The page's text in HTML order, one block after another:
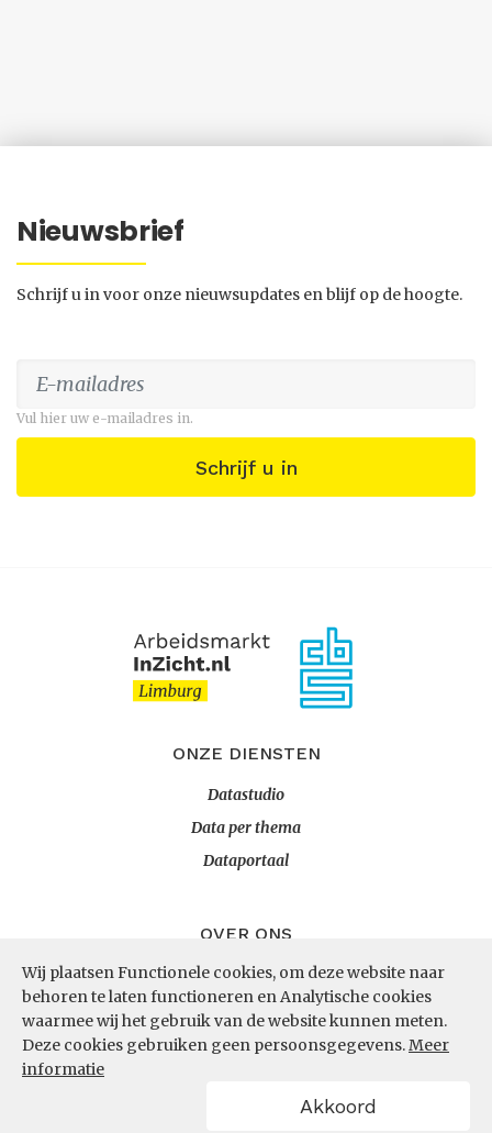
Wij plaatsen Functionele cookies, om deze website naar
behoren te laten functioneren en Analytische cookies
waarmee wij het gebruik van de website kunnen meten.
Deze cookies gebruiken geen persoonsgegevens.Meer
informatie
Akkoord
Nieuwsbrief
Schrijf u in voor onze nieuwsupdates en blijf op de hoogte.
Vul hier uw e-mailadres in.
Schrijf u in
ONZE DIENSTEN
Datastudio
Data per thema
Dataportaal
OVER ONS
InZicht
Contact